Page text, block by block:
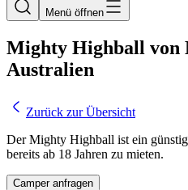
Menü öffnen
Mighty Highball von
Australien
Zurück zur Übersicht
Der Mighty Highball ist ein
bereits ab 18 Jahren zu mieten.
Camper anfragen